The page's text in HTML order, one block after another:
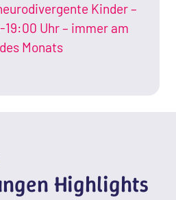
Kinder –
19:00 Uhr – immer am
Monats
Highlights